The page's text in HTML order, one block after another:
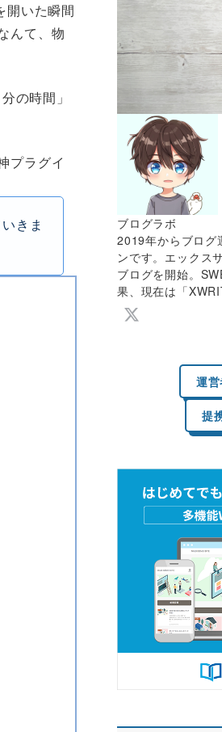
開いた瞬間
んて、物
の時間」
プラグイ
きま
ブログラボ
2019年からブログ
ンです。エックス
ブログを開始。
果、現在は「
運
提